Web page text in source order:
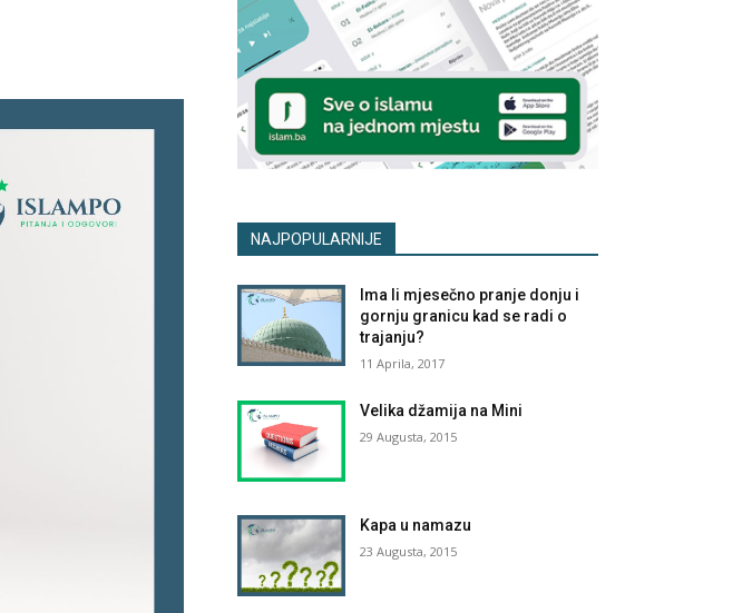
NAJPOPULARNIJE
Ima li mjesečno pranje donju i
gornju granicu kad se radi o
trajanju?
11 Aprila, 2017
Velika džamija na Mini
29 Augusta, 2015
Kapa u namazu
23 Augusta, 2015